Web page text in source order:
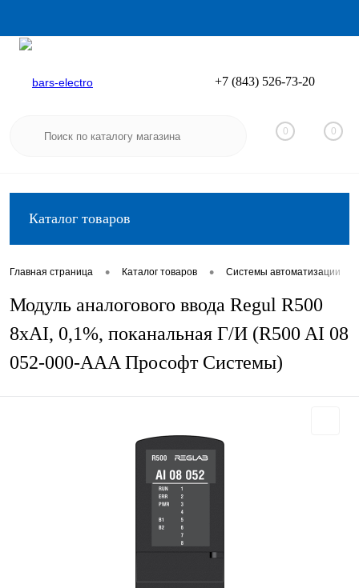
Вход
+7 (843) 526-73-20
0 0
Каталог товаров
Главная страница • Каталог товаров • Системы автоматизации
Модуль аналогового ввода Regul R500
8хAI, 0,1%, поканальная Г/И (R500 AI 08
052-000-AAA Прософт Системы)